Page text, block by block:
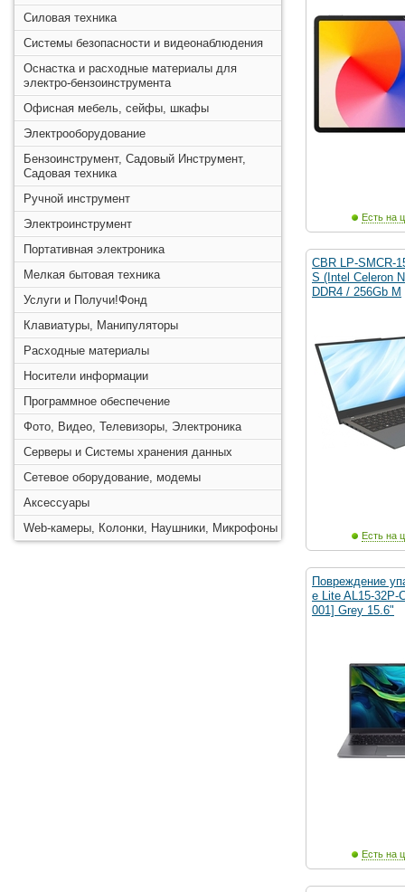
Силовая техника
Системы безопасности и видеонаблюдения
Оснастка и расходные материалы для
электро-бензоинструмента
Офисная мебель, сейфы, шкафы
Электрооборудование
Бензоинструмент, Садовый Инструмент,
Садовая техника
Ручной инструмент
Электроинструмент
Портативная электроника
Мелкая бытовая техника
Услуги и Получи!Фонд
Клавиатуры, Манипуляторы
Расходные материалы
Носители информации
Программное обеспечение
Фото, Видео, Телевизоры, Электроника
Серверы и Системы хранения данных
Сетевое оборудование, модемы
Аксессуары
Web-камеры, Колонки, Наушники, Микрофоны
Есть на
CBR LP-SMCR-
S (Intel Celeron
DDR4 / 256Gb M
Есть на
Повреждение
e Lite AL15-32P-
001] Grey 15.6"
Есть на